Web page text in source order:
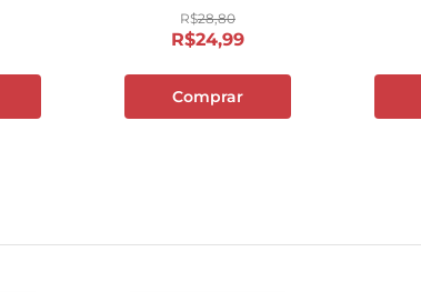
R$28,80
R$24,99
Comprar